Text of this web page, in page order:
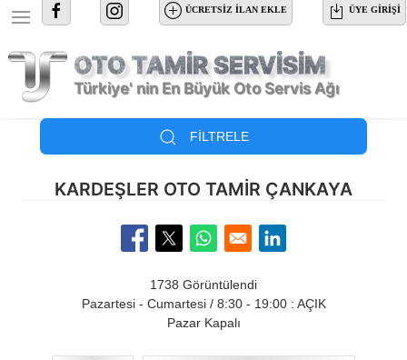
Ana içeriğe atla ÜCRETSİZ İLAN EKLE ÜYE GIRIŞI
OTO TAMİR SERVİSİM
Türkiye' nin En Büyük Oto Servis Ağı
FILTRELE
KARDEŞLER OTO TAMIR ÇANKAYA
Opens in a new window
Opens in a new window
Opens in a new windowOpens in a new window
1738 Görüntülendi
Pazartesi - Cumartesi / 8:30 - 19:00 : AÇIK
Pazar Kapalı